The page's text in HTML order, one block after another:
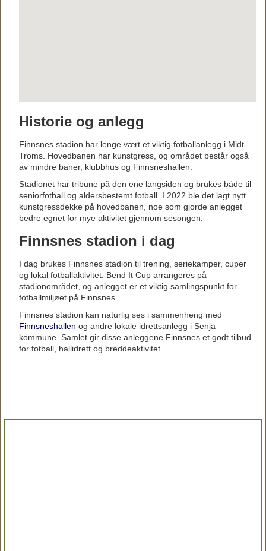
Historie og anlegg
Finnsnes stadion har lenge vært et viktig fotballanlegg i Midt-
Troms. Hovedbanen har kunstgress, og området består også
av mindre baner, klubbhus og Finnsneshallen.
Stadionet har tribune på den ene langsiden og brukes både til
seniorfotball og aldersbestemt fotball. I 2022 ble det lagt nytt
kunstgressdekke på hovedbanen, noe som gjorde anlegget
bedre egnet for mye aktivitet gjennom sesongen.
Finnsnes stadion i dag
I dag brukes Finnsnes stadion til trening, seriekamper, cuper
og lokal fotballaktivitet. Bend It Cup arrangeres på
stadionområdet, og anlegget er et viktig samlingspunkt for
fotballmiljøet på Finnsnes.
Finnsnes stadion kan naturlig ses i sammenheng med
Finnsneshallen og andre lokale idrettsanlegg i Senja
kommune. Samlet gir disse anleggene Finnsnes et godt tilbud
for fotball, hallidrett og breddeaktivitet.